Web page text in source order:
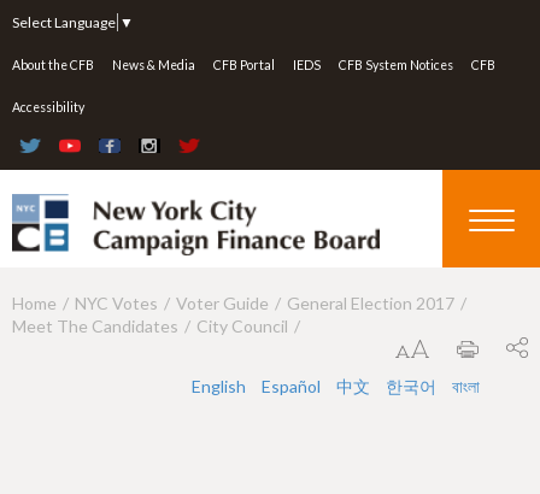
Select Language ▼
About the CFB News & Media CFB Portal IEDS CFB System Notices CFB
Accessibility
Y
Home NYC Votes Voter Guide
General Election 2017
Meet The Candidates
City Council
English Español 中文 한국어 বাংলা